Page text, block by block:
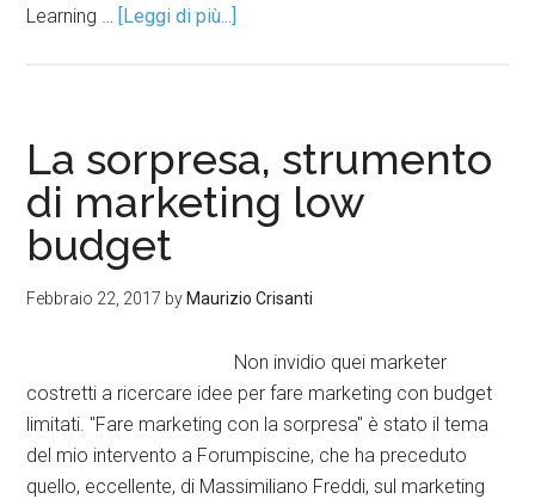
Learning … [Leggi di più...]
La sorpresa, strumento
di marketing low
budget
Febbraio 22, 2017 by Maurizio Crisanti
Non invidio quei marketer
costretti a ricercare idee per fare marketing con budget
limitati. "Fare marketing con la sorpresa" è stato il tema
del mio intervento a Forumpiscine, che ha preceduto
quello, eccellente, di Massimiliano Freddi, sul marketing